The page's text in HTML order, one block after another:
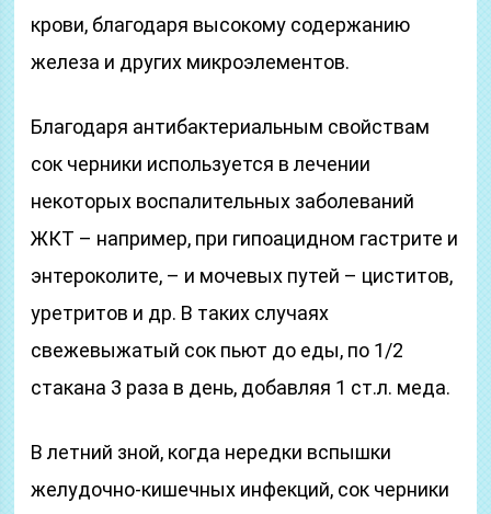
крови, благодаря высокому содержанию
железа и других микроэлементов.
Благодаря антибактериальным свойствам
сок черники используется в лечении
некоторых воспалительных заболеваний
ЖКТ – например, при гипоацидном гастрите и
энтероколите, – и мочевых путей – циститов,
уретритов и др. В таких случаях
свежевыжатый сок пьют до еды, по 1/2
стакана 3 раза в день, добавляя 1 ст.л. меда.
В летний зной, когда нередки вспышки
желудочно-кишечных инфекций, сок черники